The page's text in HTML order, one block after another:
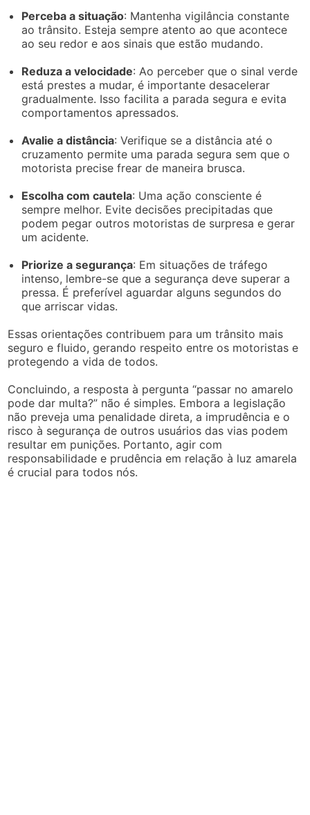
Perceba a situação: Mantenha vigilância constante
ao trânsito. Esteja sempre atento ao que acontece
ao seu redor e aos sinais que estão mudando.
Reduza a velocidade: Ao perceber que o sinal verde
está prestes a mudar, é importante desacelerar
gradualmente. Isso facilita a parada segura e evita
comportamentos apressados.
Avalie a distância: Verifique se a distância até o
cruzamento permite uma parada segura sem que o
motorista precise frear de maneira brusca.
Escolha com cautela: Uma ação consciente é
sempre melhor. Evite decisões precipitadas que
podem pegar outros motoristas de surpresa e gerar
um acidente.
Priorize a segurança: Em situações de tráfego
intenso, lembre-se que a segurança deve superar a
pressa. É preferível aguardar alguns segundos do
que arriscar vidas.
Essas orientações contribuem para um trânsito mais
seguro e fluido, gerando respeito entre os motoristas e
protegendo a vida de todos.
Concluindo, a resposta à pergunta “passar no amarelo
pode dar multa?” não é simples. Embora a legislação
não preveja uma penalidade direta, a imprudência e o
risco à segurança de outros usuários das vias podem
resultar em punições. Portanto, agir com
responsabilidade e prudência em relação à luz amarela
é crucial para todos nós.